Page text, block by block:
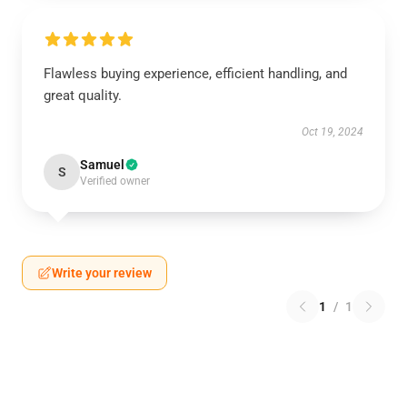
Flawless buying experience, efficient handling, and
great quality.
Oct 19, 2024
S Samuel
Verified owner
Write your review
1 / 1